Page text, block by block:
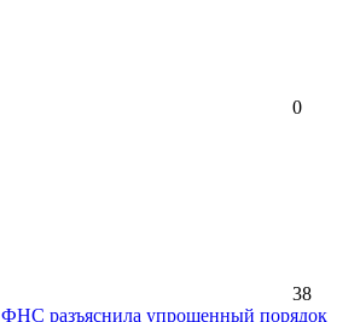
0
38
ФНС разъяснила упрощенный порядок